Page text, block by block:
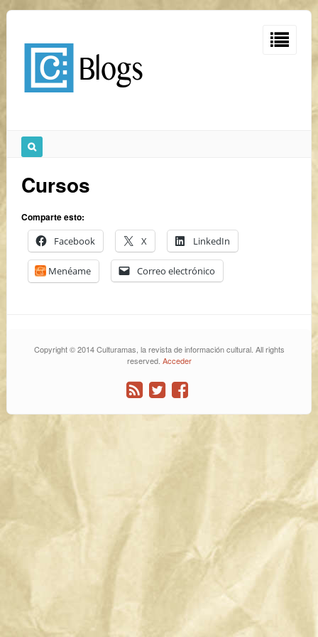
Cursos
Comparte esto:
Facebook
X LinkedIn
Menéame Correo electrónico
Copyright © 2014 Culturamas, la revista de información cultural. All rights
reserved. Acceder